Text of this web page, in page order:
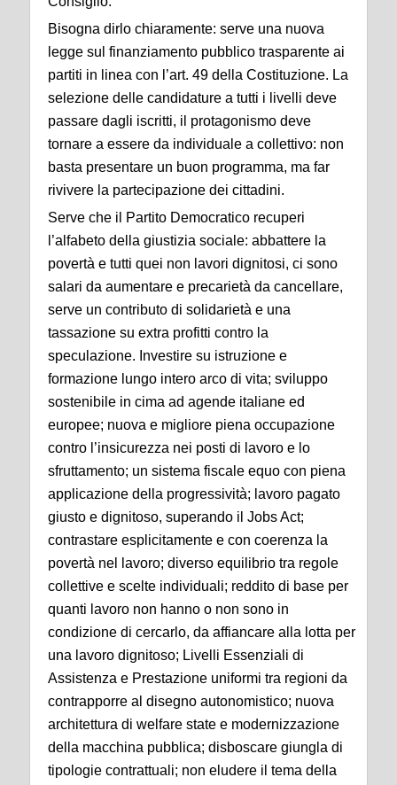
Bisogna dirlo chiaramente: serve una nuova
legge sul finanziamento pubblico trasparente ai
partiti in linea con l’art. 49 della Costituzione. La
selezione delle candidature a tutti i livelli deve
passare dagli iscritti, il protagonismo deve
tornare a essere da individuale a collettivo: non
basta presentare un buon programma, ma far
rivivere la partecipazione dei cittadini.
Serve che il Partito Democratico recuperi
l’alfabeto della giustizia sociale: abbattere la
povertà e tutti quei non lavori dignitosi, ci sono
salari da aumentare e precarietà da cancellare,
serve un contributo di solidarietà e una
tassazione su extra profitti contro la
speculazione. Investire su istruzione e
formazione lungo intero arco di vita; sviluppo
sostenibile in cima ad agende italiane ed
europee; nuova e migliore piena occupazione
contro l’insicurezza nei posti di lavoro e lo
sfruttamento; un sistema fiscale equo con piena
applicazione della progressività; lavoro pagato
giusto e dignitoso, superando il Jobs Act;
contrastare esplicitamente e con coerenza la
povertà nel lavoro; diverso equilibrio tra regole
collettive e scelte individuali; reddito di base per
quanti lavoro non hanno o non sono in
condizione di cercarlo, da affiancare alla lotta per
una lavoro dignitoso; Livelli Essenziali di
Assistenza e Prestazione uniformi tra regioni da
contrapporre al disegno autonomistico; nuova
architettura di welfare state e modernizzazione
della macchina pubblica; disboscare giungla di
tipologie contrattuali; non eludere il tema della